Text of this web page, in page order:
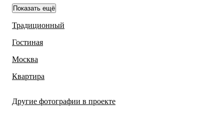
Показать ещё
Традиционный
Гостиная
Москва
Квартира
Другие фотографии в проекте